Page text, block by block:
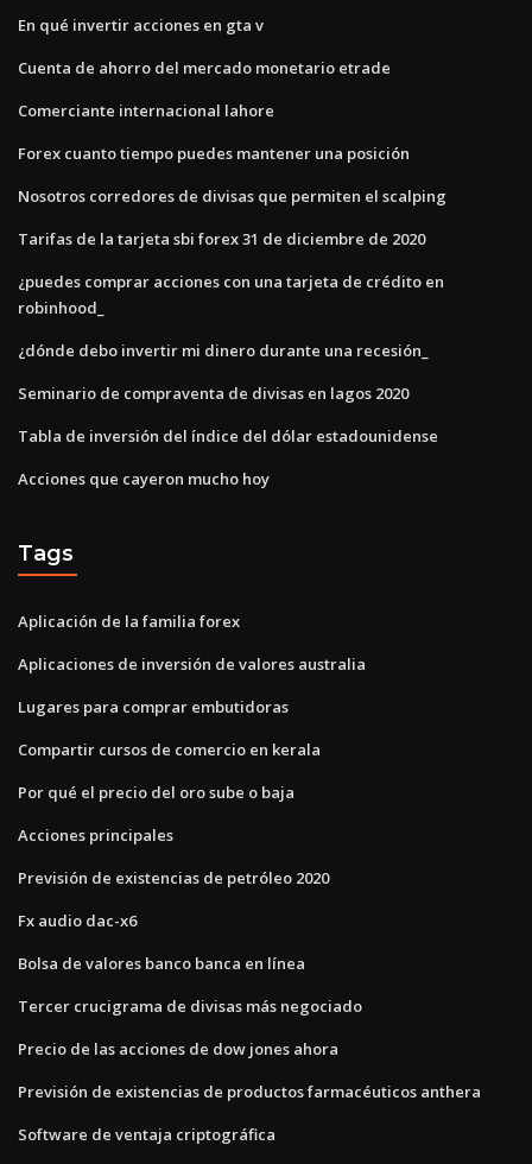
En qué invertir acciones en gta v
Cuenta de ahorro del mercado monetario etrade
Comerciante internacional lahore
Forex cuanto tiempo puedes mantener una posición
Nosotros corredores de divisas que permiten el scalping
Tarifas de la tarjeta sbi forex 31 de diciembre de 2020
¿puedes comprar acciones con una tarjeta de crédito en
robinhood_
¿dónde debo invertir mi dinero durante una recesión_
Seminario de compraventa de divisas en lagos 2020
Tabla de inversión del índice del dólar estadounidense
Acciones que cayeron mucho hoy
Tags
Aplicación de la familia forex
Aplicaciones de inversión de valores australia
Lugares para comprar embutidoras
Compartir cursos de comercio en kerala
Por qué el precio del oro sube o baja
Acciones principales
Previsión de existencias de petróleo 2020
Fx audio dac-x6
Bolsa de valores banco banca en línea
Tercer crucigrama de divisas más negociado
Precio de las acciones de dow jones ahora
Previsión de existencias de productos farmacéuticos anthera
Software de ventaja criptográfica